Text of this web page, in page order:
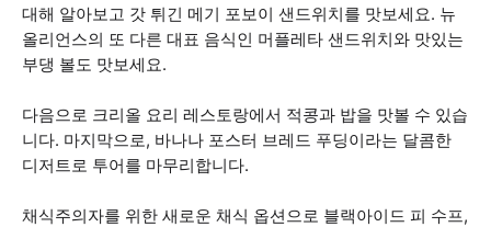
대해 알아보고 갓 튀긴 메기 포보이 샌드위치를 맛보세요. 뉴
올리언스의 또 다른 대표 음식인 머플레타 샌드위치와 맛있는
부댕 볼도 맛보세요.
다음으로 크리올 요리 레스토랑에서 적콩과 밥을 맛볼 수 있습
니다. 마지막으로, 바나나 포스터 브레드 푸딩이라는 달콤한
디저트로 투어를 마무리합니다.
채식주의자를 위한 새로운 채식 옵션으로 블랙아이드 피 수프,